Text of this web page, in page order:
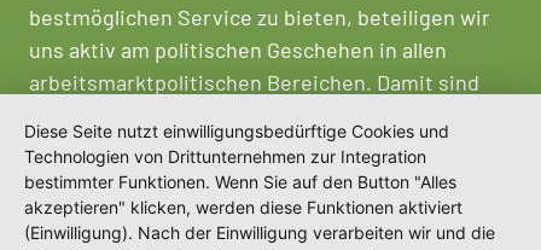
bestmöglichen Service zu bieten, beteiligen wir
uns aktiv am politischen Geschehen in allen
arbeitsmarktpolitischen Bereichen. Damit sind
und Trendsetter im Bereich
Personalmanagement.
Diese Seite nutzt einwilligungsbedürftige Cookies und
Technologien von Drittunternehmen zur Integration
bestimmter Funktionen. Wenn Sie auf den Button "Alles
akzeptieren" klicken, werden diese Funktionen aktiviert
(Einwilligung). Nach der Einwilligung verarbeiten wir und die